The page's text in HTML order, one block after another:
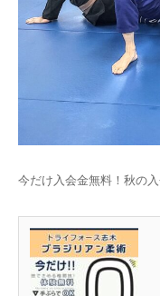
今だけ入会金無料！秋の